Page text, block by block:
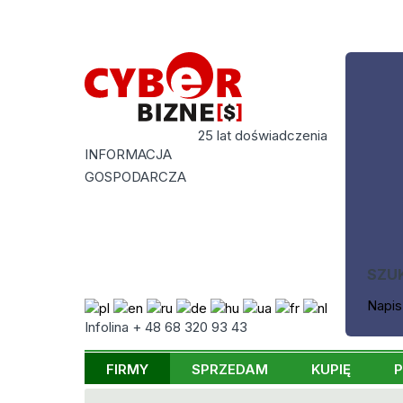
25 lat doświadczenia
INFORMACJA
GOSPODARCZA
Infolina + 48 68 320 93 43
FIRMY SPRZEDAM KUPIĘ